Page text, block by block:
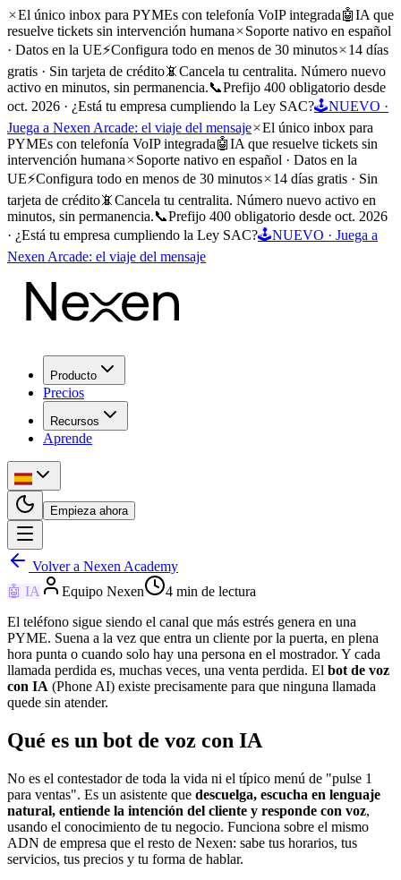
El único inbox para PYMEs con telefonía VoIP integrada🤖IA que
resuelve tickets sin intervención humana
Soporte nativo en español
· Datos en la UE⚡Configura todo en menos de 30 minutos
14 días
gratis · Sin tarjeta de crédito📵Cancela tu centralita. Número nuevo
activo en minutos, sin permanencia.📞Prefijo 400 obligatorio desde
oct. 2026 · ¿Está tu empresa cumpliendo la Ley SAC?🕹️NUEVO ·
Juega a Nexen Arcade: el viaje del mensaje
El único inbox para
PYMEs con telefonía VoIP integrada🤖IA que resuelve tickets sin
intervención humana
Soporte nativo en español · Datos en la
UE⚡Configura todo en menos de 30 minutos
14 días gratis · Sin
tarjeta de crédito📵Cancela tu centralita. Número nuevo activo en
minutos, sin permanencia.📞Prefijo 400 obligatorio desde oct. 2026
· ¿Está tu empresa cumpliendo la Ley SAC?🕹️NUEVO · Juega a
Nexen Arcade: el viaje del mensaje
Producto
Precios
Recursos
Aprende
Empieza ahora
Volver a Nexen Academy
🤖 IA Equipo Nexen 4 min de lectura
El teléfono sigue siendo el canal que más estrés genera en una
PYME. Suena a la vez que entra un cliente por la puerta, en plena
hora punta o cuando solo hay una persona en el mostrador. Y cada
llamada perdida es, muchas veces, una venta perdida. El bot de voz
con IA (Phone AI) existe precisamente para que ninguna llamada
quede sin atender.
Qué es un bot de voz con IA
No es el contestador de toda la vida ni el típico menú de "pulse 1
para ventas". Es un asistente que descuelga, escucha en lenguaje
natural, entiende la intención del cliente y responde con voz,
usando el conocimiento de tu negocio. Funciona sobre el mismo
ADN de empresa que el resto de Nexen: sabe tus horarios, tus
servicios, tus precios y tu forma de hablar.